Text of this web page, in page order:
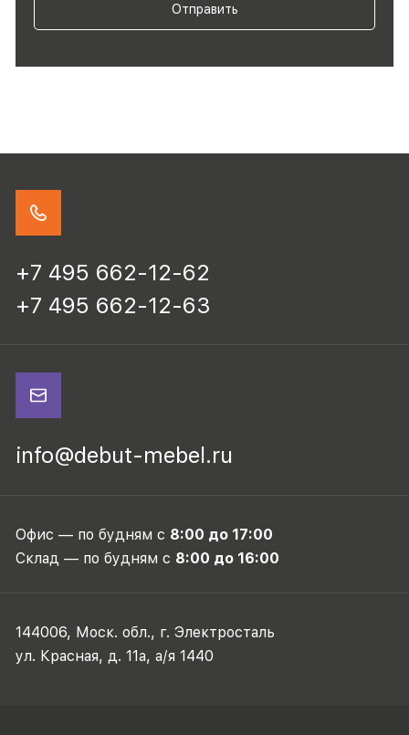
Отправить
+7 495 662-12-62
+7 495 662-12-63
info@debut-mebel.ru
Офис — по будням с 8:00 до 17:00
Склад — по будням с 8:00 до 16:00
144006, Моск. обл., г. Электросталь
ул. Красная, д. 11а, а/я 1440